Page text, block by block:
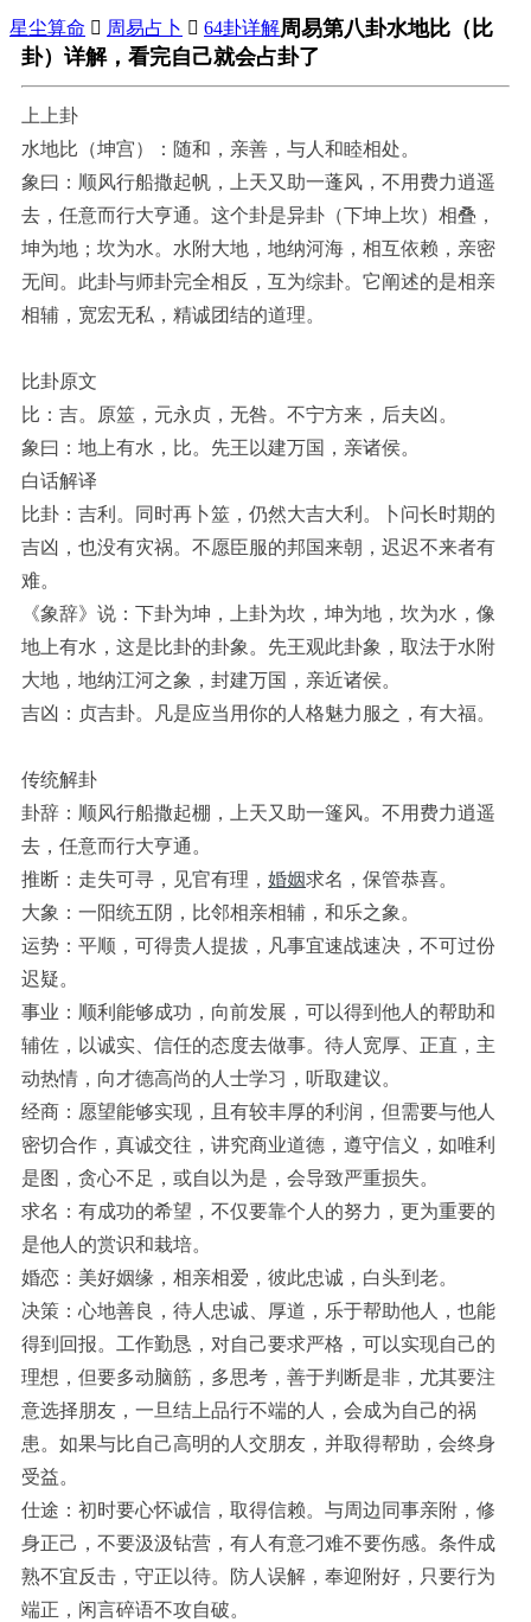
星尘算命  周易占卜  64卦详解周易第八卦水地比（比
卦）详解，看完自己就会占卦了
上上卦
水地比（坤宫）：随和，亲善，与人和睦相处。
象曰：顺风行船撒起帆，上天又助一蓬风，不用费力逍遥
去，任意而行大亨通。这个卦是异卦（下坤上坎）相叠，
坤为地；坎为水。水附大地，地纳河海，相互依赖，亲密
无间。此卦与师卦完全相反，互为综卦。它阐述的是相亲
相辅，宽宏无私，精诚团结的道理。
比卦原文
比：吉。原筮，元永贞，无咎。不宁方来，后夫凶。
象曰：地上有水，比。先王以建万国，亲诸侯。
白话解译
比卦：吉利。同时再卜筮，仍然大吉大利。卜问长时期的
吉凶，也没有灾祸。不愿臣服的邦国来朝，迟迟不来者有
难。
《象辞》说：下卦为坤，上卦为坎，坤为地，坎为水，像
地上有水，这是比卦的卦象。先王观此卦象，取法于水附
大地，地纳江河之象，封建万国，亲近诸侯。
吉凶：贞吉卦。凡是应当用你的人格魅力服之，有大福。
传统解卦
卦辞：顺风行船撒起棚，上天又助一篷风。不用费力逍遥
去，任意而行大亨通。
推断：走失可寻，见官有理， 婚姻求名，保管恭喜。
大象：一阳统五阴，比邻相亲相辅，和乐之象。
运势：平顺，可得贵人提拔，凡事宜速战速决，不可过份
迟疑。
事业：顺利能够成功，向前发展，可以得到他人的帮助和
辅佐，以诚实、信任的态度去做事。待人宽厚、正直，主
动热情，向才德高尚的人士学习，听取建议。
经商：愿望能够实现，且有较丰厚的利润，但需要与他人
密切合作，真诚交往，讲究商业道德，遵守信义，如唯利
是图，贪心不足，或自以为是，会导致严重损失。
求名：有成功的希望，不仅要靠个人的努力，更为重要的
是他人的赏识和栽培。
婚恋：美好姻缘，相亲相爱，彼此忠诚，白头到老。
决策：心地善良，待人忠诚、厚道，乐于帮助他人，也能
得到回报。工作勤恳，对自己要求严格，可以实现自己的
理想，但要多动脑筋，多思考，善于判断是非，尤其要注
意选择朋友，一旦结上品行不端的人，会成为自己的祸
患。如果与比自己高明的人交朋友，并取得帮助，会终身
受益。
仕途：初时要心怀诚信，取得信赖。与周边同事亲附，修
身正己，不要汲汲钻营，有人有意刁难不要伤感。条件成
熟不宜反击，守正以待。防人误解，奉迎附好，只要行为
端正，闲言碎语不攻自破。